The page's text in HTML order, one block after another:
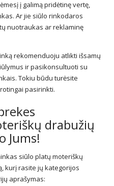
į galimą pridėtinę vertę,
Ar jie siūlo rinkodaros
nuotraukas ar reklaminę
rekomenduoju atlikti išsamų
ir pasikonsultuoti su
Tokiu būdu turėsite
pasirinkti.
drabužių
Jums!
siūlo platų moteriškų
kurį rasite jų kategorijos
aprašymas: